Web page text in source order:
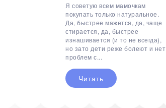
Спасибо за информацию! Эта
процедура переходит в мытье
постельного белья обычным
методом. Для лучшего
избавления от пятна крови на
простыни стоит воспользоваться
специальным...
Читать